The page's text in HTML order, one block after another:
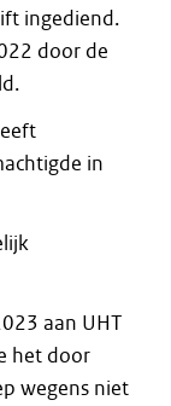
ingediend.
door de
in
aan UHT
het door
wegens niet